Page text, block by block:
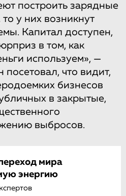
построить зарядные
у них возникнут
Капитал доступен,
в том, как
используем», —
что видит,
бизнесов
в закрытые,
выбросов.
мира
энергию